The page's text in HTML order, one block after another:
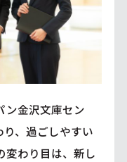
ン金沢文庫セン
、過ごしやすい
変わり目は、新し